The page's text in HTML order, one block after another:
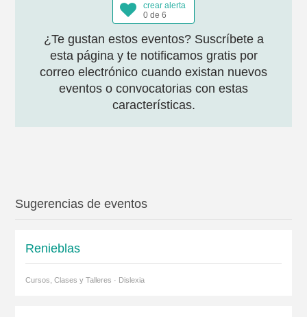
crear alerta
0 de 6
¿Te gustan estos eventos? Suscríbete a
esta página y te notificamos gratis por
correo electrónico cuando existan nuevos
eventos o convocatorias con estas
características.
Sugerencias de eventos
Renieblas
Cursos, Clases y Talleres · Dislexia